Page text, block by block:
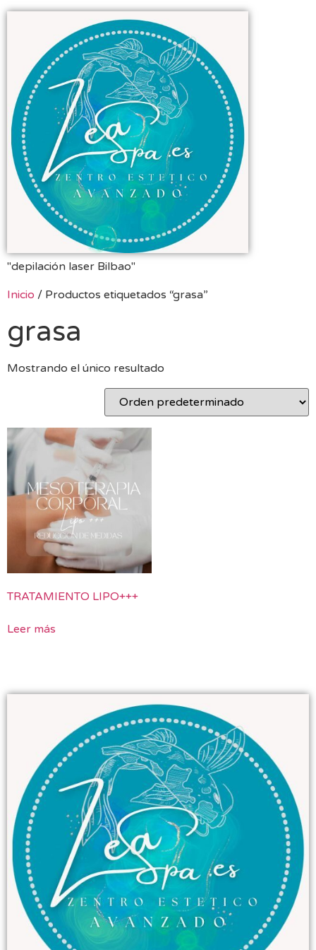
"depilación laser Bilbao"
Inicio / Productos etiquetados “grasa”
grasa
Mostrando el único resultado
TRATAMIENTO LIPO+++
Leer más